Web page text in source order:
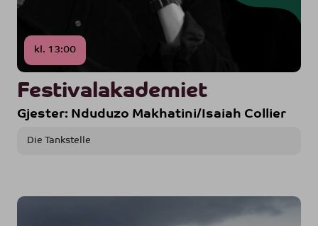
kl. 13:00
Festivalakademiet
Gjester: Nduduzo Makhatini/Isaiah Collier
Die Tankstelle